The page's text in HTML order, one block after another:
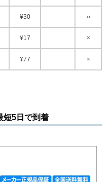
¥30 ○
¥17 ×
¥77 ×
短5日で到着